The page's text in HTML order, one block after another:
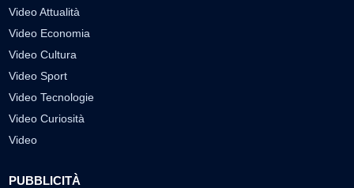
Video Attualità
Video Economia
Video Cultura
Video Sport
Video Tecnologie
Video Curiosità
Video
PUBBLICITÀ